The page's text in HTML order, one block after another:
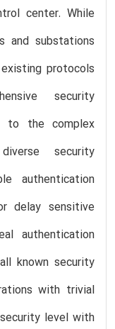
center. While
and substations
protocols
security
to the complex
security
authentication
delay sensitive
authentication
known security
with trivial
level with